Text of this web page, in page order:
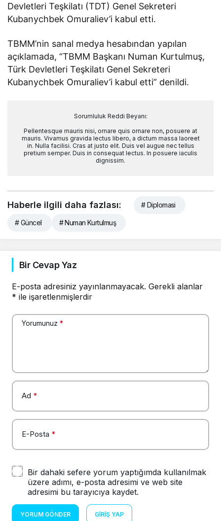
Devletleri Teşkilatı (TDT) Genel Sekreteri
Kubanychbek Omuraliev’i kabul etti.
TBMM’nin sanal medya hesabından yapılan
açıklamada, “TBMM Başkanı Numan Kurtulmuş,
Türk Devletleri Teşkilatı Genel Sekreteri
Kubanychbek Omuraliev’i kabul etti” denildi.
Sorumluluk Reddi Beyanı:
Pellentesque mauris nisi, ornare quis ornare non, posuere at
mauris. Vivamus gravida lectus libero, a dictum massa laoreet
in. Nulla facilisi. Cras at justo elit. Duis vel augue nec tellus
pretium semper. Duis in consequat lectus. In posuere iaculis
dignissim.
Haberle ilgili daha fazlası: # Diplomasi
# Güncel # Numan Kurtulmuş
Bir Cevap Yaz
E-posta adresiniz yayınlanmayacak. Gerekli alanlar
* ile işaretlenmişlerdir
Yorumunuz *
Ad *
E-Posta *
Bir dahaki sefere yorum yaptığımda kullanılmak
üzere adımı, e-posta adresimi ve web site
adresimi bu tarayıcıya kaydet.
YORUM GÖNDER GIRIŞ YAP